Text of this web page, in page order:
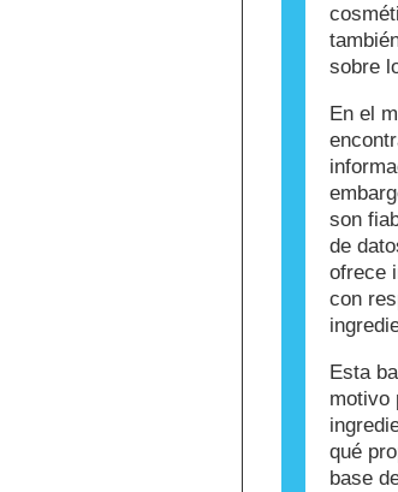
sobre
En el
son
de
ofrece
con
Esta
motivo
qué
base